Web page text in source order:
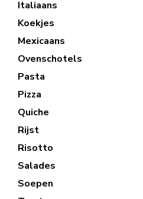
Italiaans
Koekjes
Mexicaans
Ovenschotels
Pasta
Pizza
Quiche
Rijst
Risotto
Salades
Soepen